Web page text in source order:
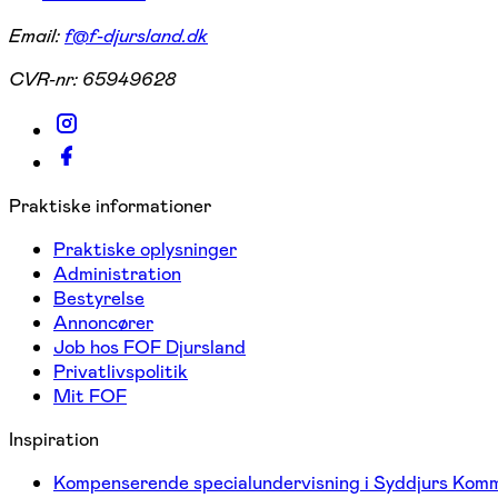
Email:f@f-djursland.dk
CVR-nr: 65949628
Praktiske informationer
Praktiske oplysninger
Administration
Bestyrelse
Annoncører
Job hos FOF Djursland
Privatlivspolitik
Mit FOF
Inspiration
Kompenserende specialundervisning i Syddjurs